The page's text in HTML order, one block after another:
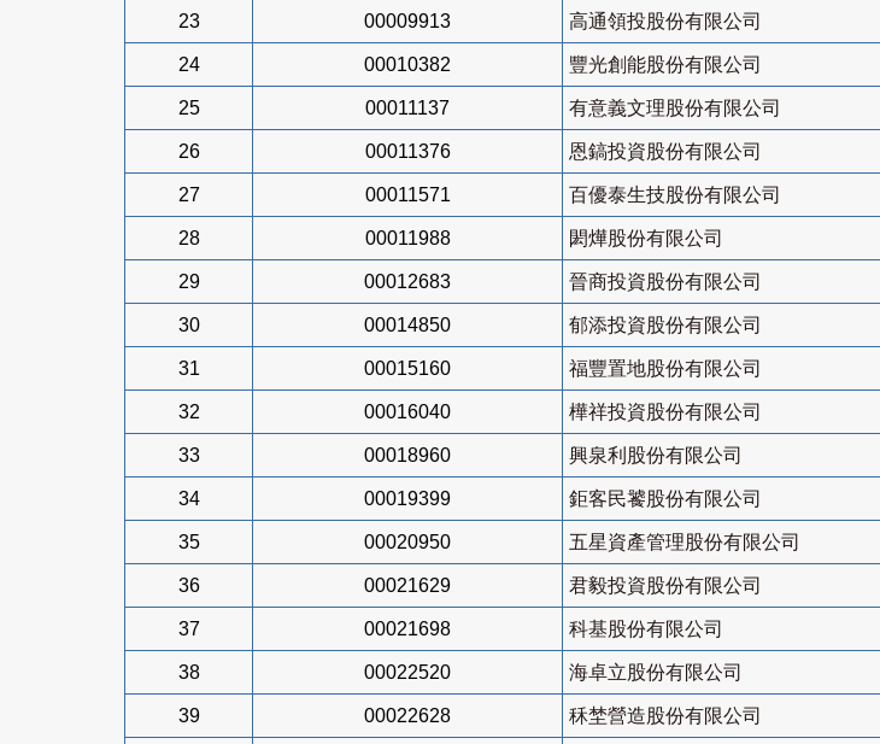
23 00009913 高通領投股份有限公司
24 00010382 豐光創能股份有限公司
25 00011137 有意義文理股份有限公司
26 00011376 恩鎬投資股份有限公司
27 00011571 百優泰生技股份有限公司
28 00011988 閎燁股份有限公司
29 00012683 晉商投資股份有限公司
30 00014850 郁添投資股份有限公司
31 00015160 福豐置地股份有限公司
32 00016040 樺祥投資股份有限公司
33 00018960 興泉利股份有限公司
34 00019399 鉅客民饕股份有限公司
35 00020950 五星資產管理股份有限公司
36 00021629 君毅投資股份有限公司
37 00021698 科基股份有限公司
38 00022520 海卓立股份有限公司
39 00022628 秝埜營造股份有限公司